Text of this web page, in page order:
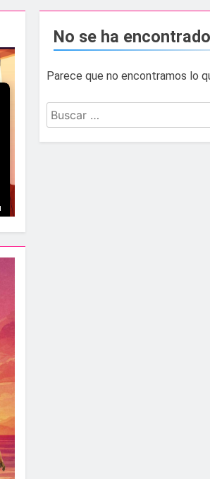
acoge el circuito nacional de vóley
el Campeonato de Europa de
Jardines lleva a cabo trabajos de
y el Banco de Alimentos del
No se ha encontrado
Parece que no encontramos lo
Buscar: